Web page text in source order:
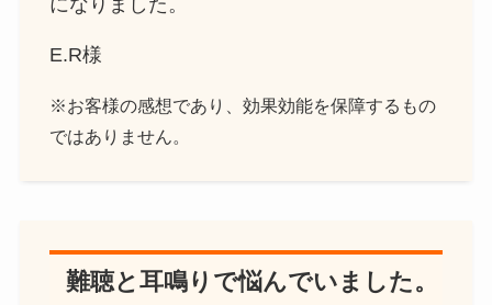
になりました。
E.R様
※お客様の感想であり、効果効能を保障するもの
ではありません。
難聴と耳鳴りで悩んでいました。